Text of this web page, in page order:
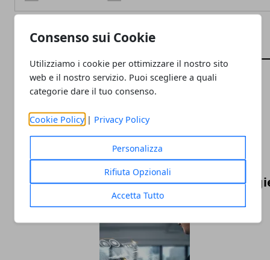
Consenso sui Cookie
Utilizziamo i cookie per ottimizzare il nostro sito
web e il nostro servizio. Puoi scegliere a quali
categorie dare il tuo consenso.
Cookie Policy| Privacy Policy
Personalizza
Rifiuta Opzionali
Accetta Tutto
La Formula 1 nel 2025: tecnologia,
e nuove frontiere della competizione